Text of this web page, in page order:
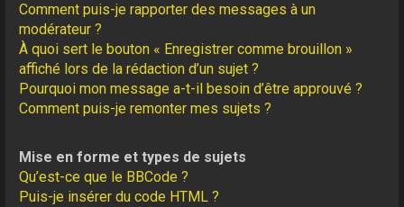
Comment puis-je rapporter des messages à un
modérateur ?
À quoi sert le bouton « Enregistrer comme brouillon »
affiché lors de la rédaction d’un sujet ?
Pourquoi mon message a-t-il besoin d’être approuvé ?
Comment puis-je remonter mes sujets ?
Mise en forme et types de sujets
Qu’est-ce que le BBCode ?
Puis-je insérer du code HTML ?